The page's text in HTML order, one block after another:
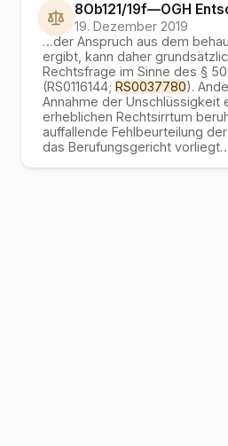
8Ob121/19f—OGH
19. Dezember 2019
…der Anspruch aus dem
ergibt, kann daher
Rechtsfrage im Sinne des §
(RS0116144; RS0037780).
Annahme der Unschlüssigkeit
erheblichen Rechtsirrtum
auffallende Fehlbeurteilung
das Berufungsgericht vorliegt